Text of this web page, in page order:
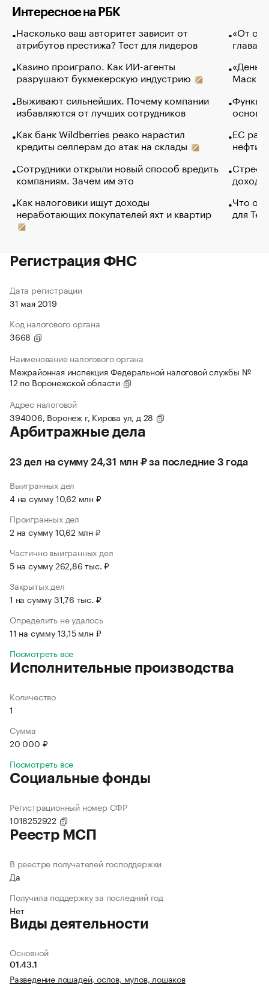
Интересное на РБК
Насколько ваш авторитет зависит от
атрибутов престижа? Тест для лидеров
Казино проиграло. Как ИИ-агенты
разрушают букмекерскую индустрию
Выживают сильнейших. Почему компании
избавляются от лучших сотрудников
Как банк Wildberries резко нарастил
кредиты селлерам до атак на склады
Сотрудники открыли новый способ вредить
компаниям. Зачем им это
Как налоговики ищут доходы
неработающих покупателей яхт и квартир
«От
глава
Маск в
основ
ЕС
нефти
Что
для
Регистрация ФНС
Дата регистрации
31 мая 2019
Код налогового органа
3668
Наименование налогового органа
Межрайонная инспекция Федеральной налоговой службы №
12 по Воронежской области
Адрес налоговой
394006, Воронеж г, Кирова ул, д 28
Арбитражные дела
23 дел на сумму 24,31 млн ₽ за последние 3 года
Выигранных дел
4 на сумму 10,62 млн ₽
Проигранных дел
2 на сумму 10,62 млн ₽
Частично выигранных дел
5 на сумму 262,86 тыс. ₽
Закрытых дел
1 на сумму 31,76 тыс. ₽
Определить не удалось
11 на сумму 13,15 млн ₽
Посмотреть все
Исполнительные производства
Количество
1
Сумма
20 000 ₽
Посмотреть все
Социальные фонды
Регистрационный номер СФР
1018252922
Реестр МСП
В реестре получателей господдержки
Да
Получила поддержку за последний год
Нет
Виды деятельности
Основной
01.43.1
Разведение лошадей, ослов, мулов, лошаков